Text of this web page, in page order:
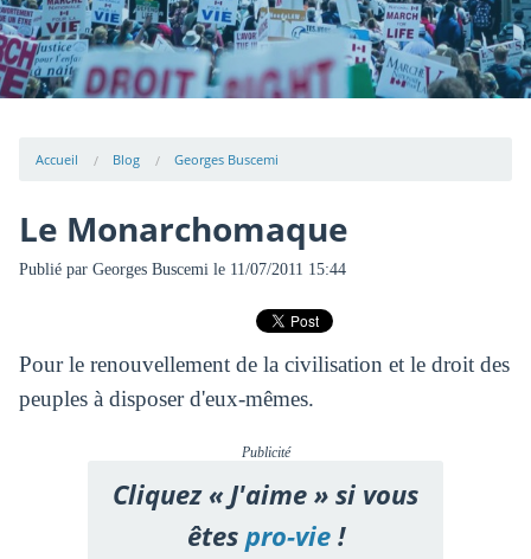
Accueil Blog Georges Buscemi
Le Monarchomaque
Publié par Georges Buscemile 11/07/2011 15:44
Pour le renouvellement de la civilisation et le droit des
peuples à disposer d'eux-mêmes.
Publicité
Cliquez « J'aime » si vous
êtespro-vie!